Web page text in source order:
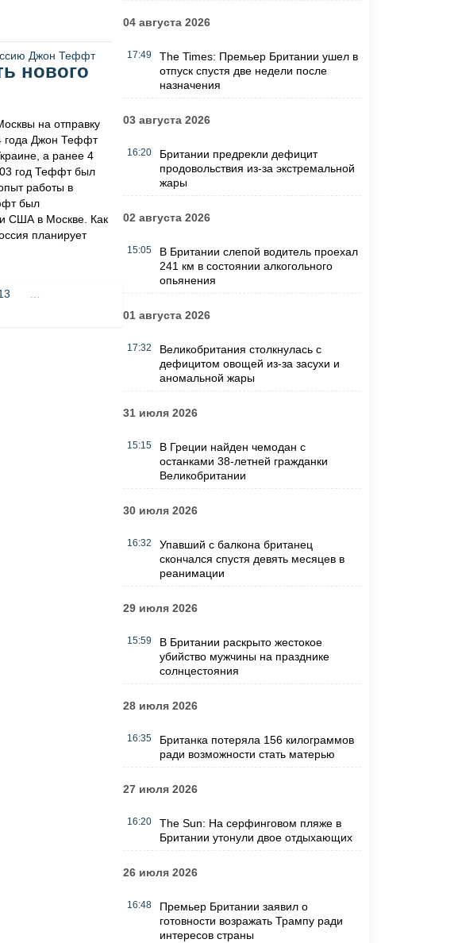
нового
на отправку
года Джон Теффт
а ранее 4
год Теффт был
работы в
был
США в Москве. Как
планирует
04 августа 2026
17:49
The Times: Премьер Британии ушел в
отпуск спустя две недели после
назначения
03 августа 2026
16:20
Британии предрекли дефицит
продовольствия из-за экстремальной
жары
02 августа 2026
15:05
В Британии слепой водитель проехал
241 км в состоянии алкогольного
опьянения
01 августа 2026
17:32
Великобритания столкнулась с
дефицитом овощей из-за засухи и
аномальной жары
31 июля 2026
15:15
В Греции найден чемодан с
останками 38-летней гражданки
Великобритании
30 июля 2026
16:32
Упавший с балкона британец
скончался спустя девять месяцев в
реанимации
29 июля 2026
15:59
В Британии раскрыто жестокое
убийство мужчины на празднике
солнцестояния
28 июля 2026
16:35
Британка потеряла 156 килограммов
ради возможности стать матерью
27 июля 2026
16:20
The Sun: На серфинговом пляже в
Британии утонули двое отдыхающих
26 июля 2026
16:48
Премьер Британии заявил о
готовности возражать Трампу ради
интересов страны